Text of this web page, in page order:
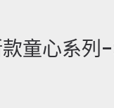
童心系列